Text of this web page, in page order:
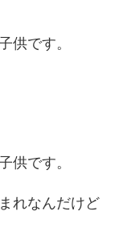
供です。
供です。
れなんだけど